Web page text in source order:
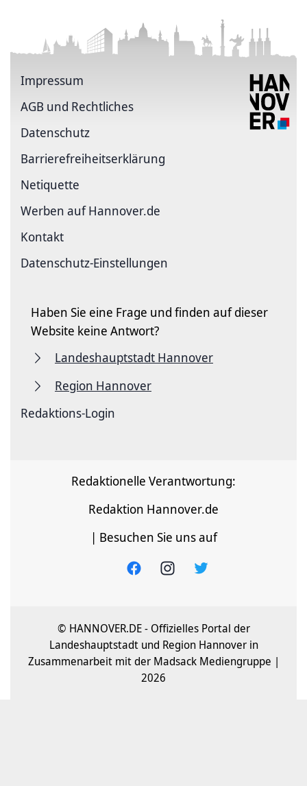
Impressum
AGB und Rechtliches
Datenschutz
Barriere­freiheits­erklärung
Netiquette
Werben auf Hannover.de
Kontakt
Datenschutz-Einstellungen
Haben Sie eine Frage und finden auf dieser
Website keine Antwort?
Landeshauptstadt Hannover
Region Hannover
Redaktions-Login
Redaktionelle Verantwortung:
Redaktion Hannover.de
| Besuchen Sie uns auf
© HANNOVER.DE - Offizielles Portal der
Landeshauptstadt und Region Hannover in
Zusammenarbeit mit der Madsack Mediengruppe |
2026